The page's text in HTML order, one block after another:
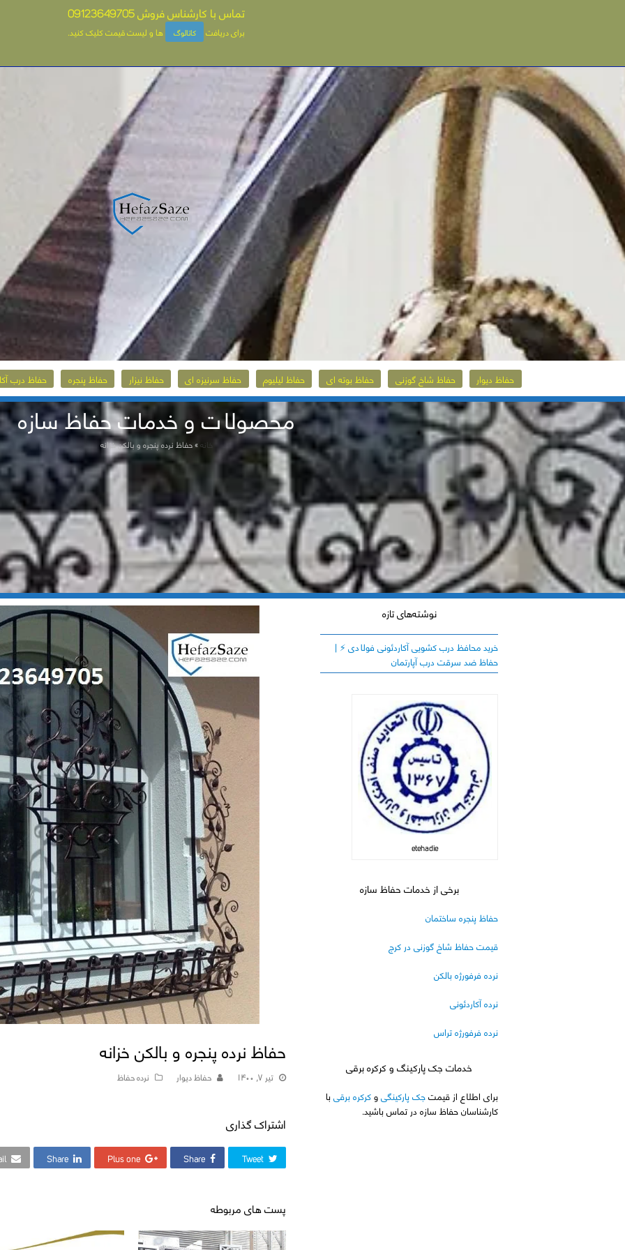
تماس با کارشناس فروش09123649705
برای دریافت کاتالوگ ها و لیست قیمت کلیک کنید.
حفاظ دیوار حفاظ شاخ گوزنی حفاظ بوته ای حفاظ لیلیوم حفاظ سرنیزه ای حفاظ نیزار حفاظ پنجره حفاظ درب
محصولات و خدمات حفاظ سازه
خانه»حفاظ نرده پنجره و بالکن خزانه
حفاظ نرده پنجره و بالکن خزانه
تیر ۷, ۱۴۰۰ حفاظ دیوار نرده حفاظ
اشتراک گذاری
Tweet
Share
Plus one
Share
پست های مربوطه
نوشته‌های تازه
خرید محافظ درب کشویی آکاردئونی فولادی ⚡️ |
حفاظ ضد سرقت درب آپارتمان
etehadie
برخی از خدمات حفاظ سازه
حفاظ پنجره ساختمان
قیمت حفاظ شاخ گوزنی در کرج
نرده فرفورژه بالکن
نرده آکاردئونی
نرده فرفورژه تراس
خدمات جک پارکینگ و کرکره برقی
برای اطلاع از قیمتجک پارکینگیوکرکره برقی با
کارشناسان حفاظ سازه در تماس باشید.